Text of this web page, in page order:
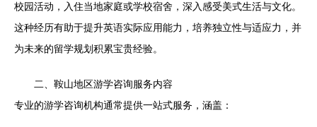
校园活动，入住当地家庭或学校宿舍，深入感受美式生活与文化。
这种经历有助于提升英语实际应用能力，培养独立性与适应力，并
为未来的留学规划积累宝贵经验。
二、鞍山地区游学咨询服务内容
专业的游学咨询机构通常提供一站式服务，涵盖：